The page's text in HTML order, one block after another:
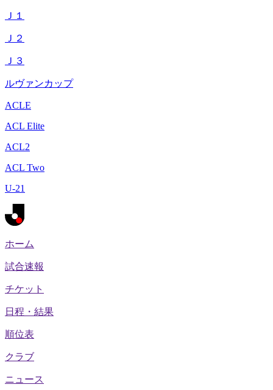
Ｊ１
Ｊ２
Ｊ３
ルヴァンカップ
ACLE
ACL Elite
ACL2
ACL Two
U-21
ホーム
試合速報
チケット
日程・結果
順位表
クラブ
ニュース